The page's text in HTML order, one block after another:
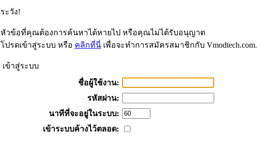
ระวัง!
หัวข้อที่คุณต้องการค้นหาได้หายไป หรือคุณไม่ได้รับอนุญาต
โปรดเข้าสู่ระบบ หรือ คลิกที่นี่เพื่อจะทำการสมัครสมาชิกกับ Vmodtech.com.
เข้าสู่ระบบ
ชื่อผู้ใช้งาน:
รหัสผ่าน:
นาทีที่จะอยู่ในระบบ:
เข้าระบบค้างไว้ตลอด: